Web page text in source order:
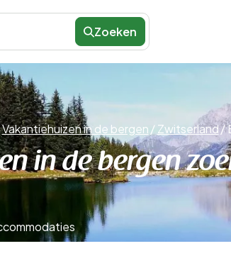
Zoeken
Vakantiehuizen in de bergen/Zwitserland/
in de bergen